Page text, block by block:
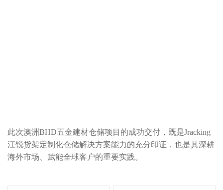
此次澳洲BHD五金建材仓储项目的成功交付，既是Jracking
江锐货架定制化仓储解决方案能力的充分印证，也是其深耕
海外市场、赋能全球客户的重要实践。